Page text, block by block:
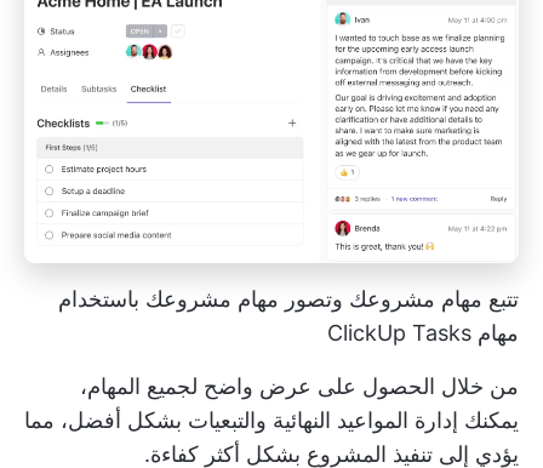
تتبع مهام مشروعك وتصور مهام مشروعك باستخدام
مهام ClickUp Tasks
من خلال الحصول على عرض واضح لجميع المهام،
يمكنك إدارة المواعيد النهائية والتبعيات بشكل أفضل، مما
يؤدي إلى تنفيذ المشروع بشكل أكثر كفاءة.